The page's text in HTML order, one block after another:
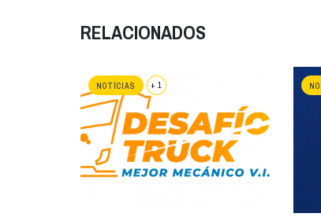
RELACIONADOS
NOTÍCIAS + 1